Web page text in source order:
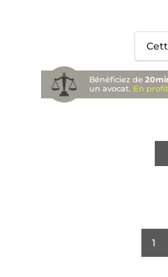
Bénéficiez de
un avocat. En
1